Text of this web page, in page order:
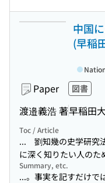
中国
(早稲
Paper 図書
渡邉義浩 著早稲田
Toc / Article
... 劉知幾の史学研
に深く知りたい人のた
Summary, etc.
...。事実を記すだけで